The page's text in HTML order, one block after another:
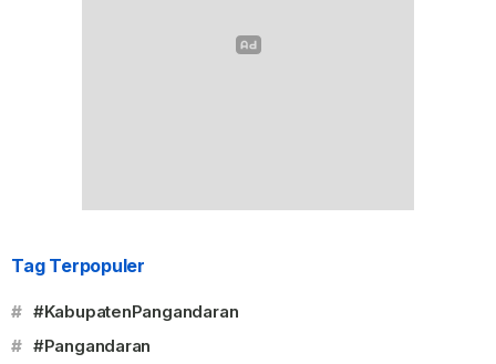
Tag Terpopuler
# #KabupatenPangandaran
# #Pangandaran